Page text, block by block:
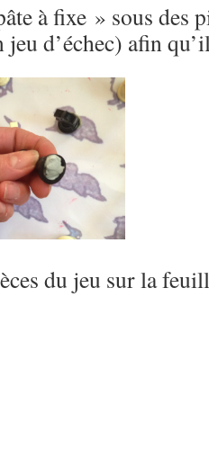
à fixe » sous des
jeu d’échec) afin
du jeu sur la